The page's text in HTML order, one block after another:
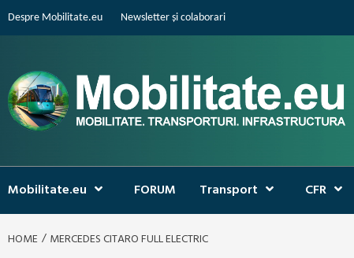
Despre Mobilitate.eu Newsletter și colaborari
Mobilitate.eu FORUM Transport CFR
HOME MERCEDES CITARO FULL ELECTRIC